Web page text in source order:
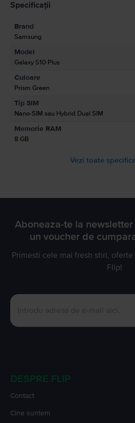
Informatii siguranta produs
Informatii privind avertismentele de
A se citi manualul
Specificații
Brand
Samsung
Model
Galaxy S10 Plus
Culoare
Prism Green
Tip SIM
Nano-SIM sau Hybrid Dual SIM
Memorie RAM
8 GB
Vezi toate
Aboneaza-te la
un voucher de
Primesti cele mai fresh stiri,
Flip!
DESPRE FLIP
Contact
Cine suntem